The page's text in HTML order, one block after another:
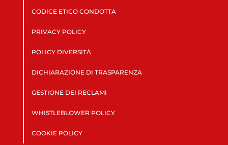
CODICE ETICO CONDOTTA
PRIVACY POLICY
POLICY DIVERSITÀ
DICHIARAZIONE DI TRASPARENZA
GESTIONE DEI RECLAMI
WHISTLEBLOWER POLICY
COOKIE POLICY